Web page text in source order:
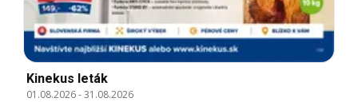
Kinekus leták
01.08.2026-31.08.2026